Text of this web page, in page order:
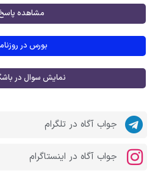
مشاهده
بورس در
نمایش سوال در
جواب آگاه در تلگرام
جواب آگاه در اینستاگرام